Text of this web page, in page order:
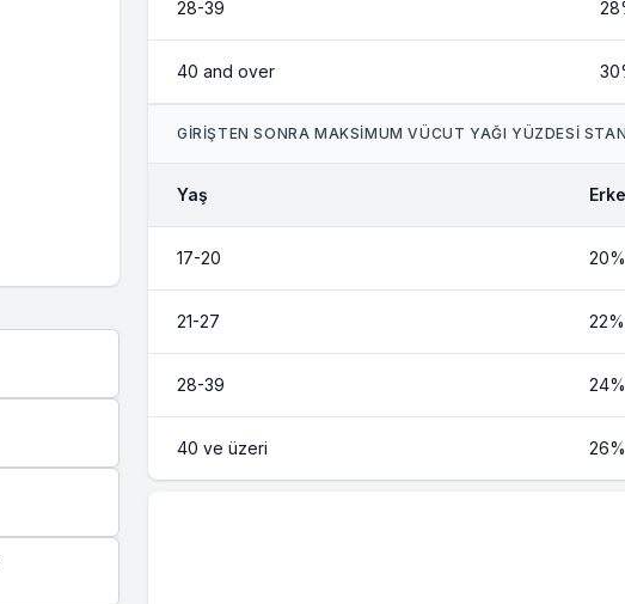
28-39
40 and over
GİRİŞTEN SONRA MAKSİMUM VÜCUT YAĞI YÜZDESİ
Yaş
17-20 20%
21-27 22%
28-39 24%
40 ve üzeri 26%